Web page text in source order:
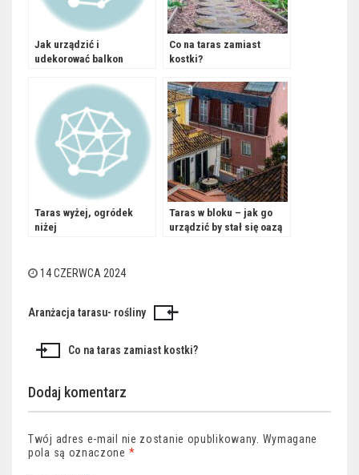
Jak urządzić i
udekorować balkon
Co na taras zamiast
kostki?
Taras wyżej, ogródek
niżej
Taras w bloku – jak go
urządzić by stał się oazą
14 CZERWCA 2024
Nawigacja
wpisu
Aranżacja tarasu- rośliny
Co na taras zamiast kostki?
Dodaj komentarz
Twój adres e-mail nie zostanie opublikowany. Wymagane
pola są oznaczone *